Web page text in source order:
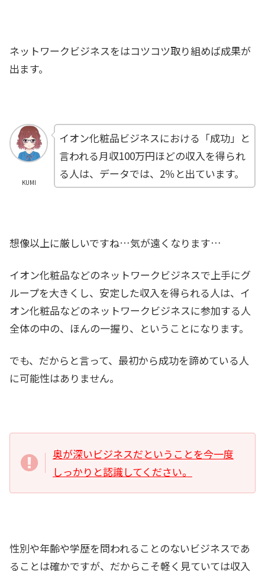
ネットワークビジネスをはコツコツ取り組めば成果が
出ます。
KUMI
イオン化粧品ビジネスにおける「成功」と
言われる月収100万円ほどの収入を得られ
る人は、データでは、2％と出ています。
想像以上に厳しいですね…気が遠くなります…
イオン化粧品などのネットワークビジネスで上手にグ
ループを大きくし、安定した収入を得られる人は、イ
オン化粧品などのネットワークビジネスに参加する人
全体の中の、ほんの一握り、ということになります。
でも、だからと言って、最初から成功を諦めている人
に可能性はありません。
奥が深いビジネスだということを今一度
しっかりと認識してください。
性別や年齢や学歴を問われることのないビジネスであ
ることは確かですが、だからこそ軽く見ていては収入